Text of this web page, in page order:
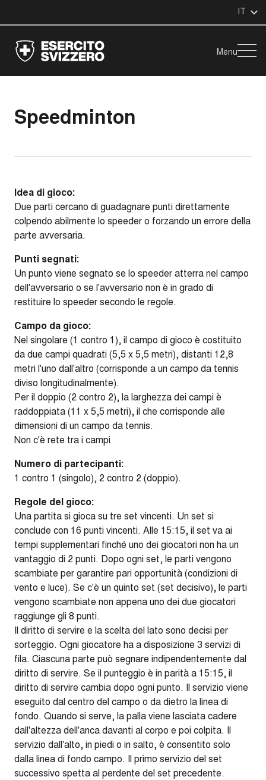
IT
Menu
Speedminton
Idea di gioco:
Due parti cercano di guadagnare punti direttamente
colpendo abilmente lo speeder o forzando un errore della
parte avversaria.
Punti segnati:
Un punto viene segnato se lo speeder atterra nel campo
dell'avversario o se l'avversario non è in grado di
restituire lo speeder secondo le regole.
Campo da gioco:
Nel singolare (1 contro 1), il campo di gioco è costituito
da due campi quadrati (5,5 x 5,5 metri), distanti 12,8
metri l'uno dall'altro (corrisponde a un campo da tennis
diviso longitudinalmente).
Per il doppio (2 contro 2), la larghezza dei campi è
raddoppiata (11 x 5,5 metri), il che corrisponde alle
dimensioni di un campo da tennis.
Non c'è rete tra i campi
Numero di partecipanti:
1 contro 1 (singolo), 2 contro 2 (doppio).
Regole del gioco:
Una partita si gioca su tre set vincenti. Un set si
conclude con 16 punti vincenti. Alle 15:15, il set va ai
tempi supplementari finché uno dei giocatori non ha un
vantaggio di 2 punti. Dopo ogni set, le parti vengono
scambiate per garantire pari opportunità (condizioni di
vento e luce). Se c'è un quinto set (set decisivo), le parti
vengono scambiate non appena uno dei due giocatori
raggiunge gli 8 punti.
Il diritto di servire e la scelta del lato sono decisi per
sorteggio. Ogni giocatore ha a disposizione 3 servizi di
fila. Ciascuna parte può segnare indipendentemente dal
diritto di servire. Se il punteggio è in parità a 15:15, il
diritto di servire cambia dopo ogni punto. Il servizio viene
eseguito dal centro del campo o da dietro la linea di
fondo. Quando si serve, la palla viene lasciata cadere
dall'altezza dell'anca davanti al corpo e poi colpita. Il
servizio dall'alto, in piedi o in salto, è consentito solo
dalla linea di fondo campo. Il primo servizio del set
successivo spetta al perdente del set precedente.